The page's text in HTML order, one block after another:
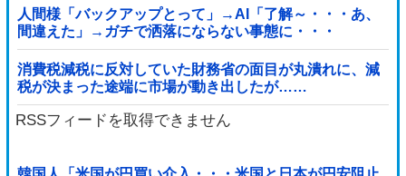
人間様「バックアップとって」→AI「了解～・・・あ、
間違えた」→ガチで洒落にならない事態に・・・
消費税減税に反対していた財務省の面目が丸潰れに、減
税が決まった途端に市場が動き出したが……
RSSフィードを取得できません